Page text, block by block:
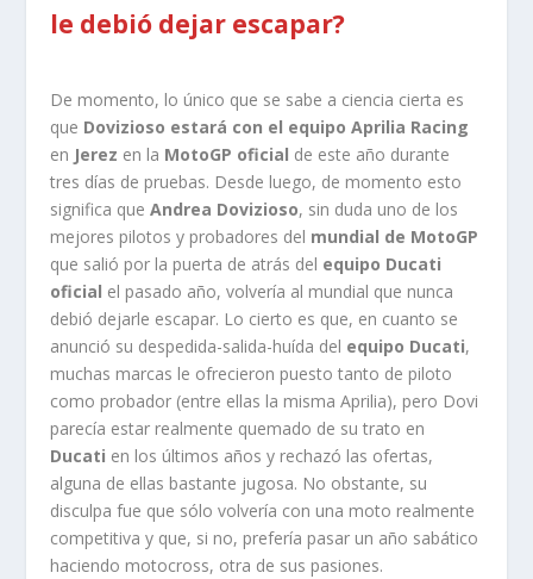
le debió dejar escapar?
De momento, lo único que se sabe a ciencia cierta es
que Dovizioso estará con el equipo Aprilia Racing
en Jerez en la MotoGP oficial de este año durante
tres días de pruebas. Desde luego, de momento esto
significa queAndrea Dovizioso, sin duda uno de los
mejores pilotos y probadores del mundial de MotoGP
que salió por la puerta de atrás del equipo Ducati
oficial el pasado año, volvería al mundial que nunca
debió dejarle escapar. Lo cierto es que, en cuanto se
anunció su despedida-salida-huída del equipo Ducati,
muchas marcas le ofrecieron puesto tanto de piloto
como probador (entre ellas la misma Aprilia), pero Dovi
parecía estar realmente quemado de su trato en
Ducati en los últimos años y rechazó las ofertas,
alguna de ellas bastante jugosa. No obstante, su
disculpa fue que sólo volvería con una moto realmente
competitiva y que, si no, prefería pasar un año sabático
haciendo motocross, otra de sus pasiones.